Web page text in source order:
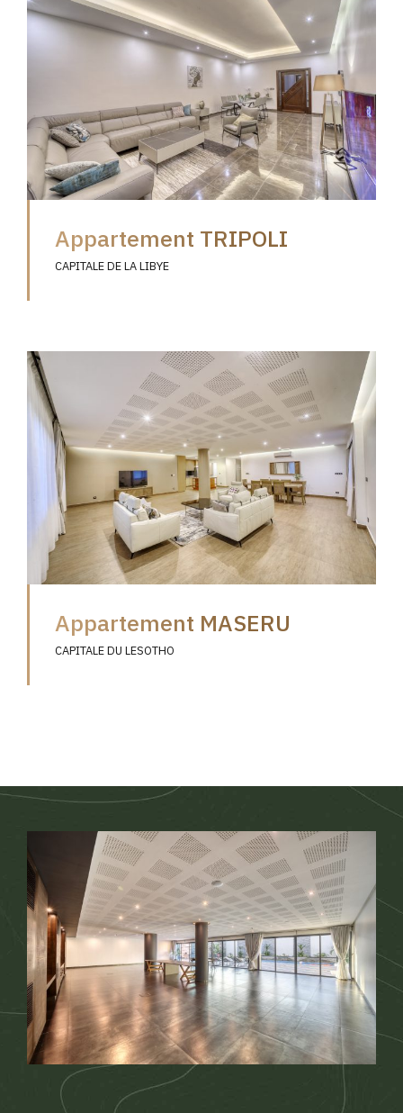
Appartement TRIPOLI
CAPITALE DE LA LIBYE
Appartement MASERU
CAPITALE DU LESOTHO